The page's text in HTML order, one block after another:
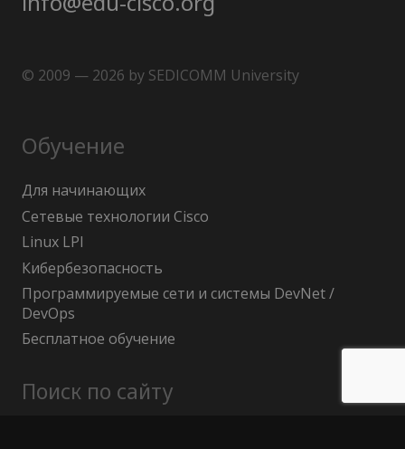
© 2009 — 2026 by SEDICOMM University
Обучение
Для начинающих
Сетевые технологии Cisco
Linux LPI
Кибербезопасность
Программируемые сети и системы DevNet /
DevOps
Бесплатное обучение
Поиск по сайту